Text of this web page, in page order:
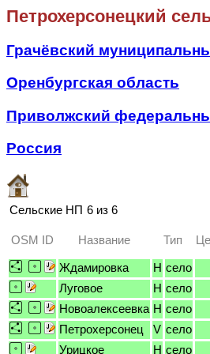
Петрохерсонецкий
Грачёвский
Оренбургская область
Приволжский
Россия
Сельские НП 6 из 6
OSM ID Название Тип
Ждамировка
H село
Луговое
H село
Новоалексеевка H село
Петрохерсонец
V село
Урицкое
H село